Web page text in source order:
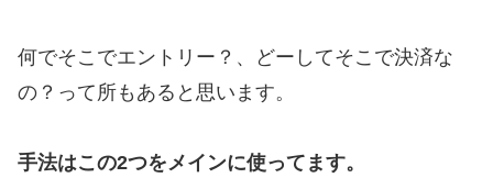
何でそこでエントリー？、どーしてそこで決済な
の？って所もあると思います。
手法はこの2つをメインに使ってます。